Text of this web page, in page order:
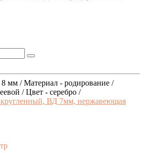
мм / Материал - родирование /
/ Цвет - серебро /